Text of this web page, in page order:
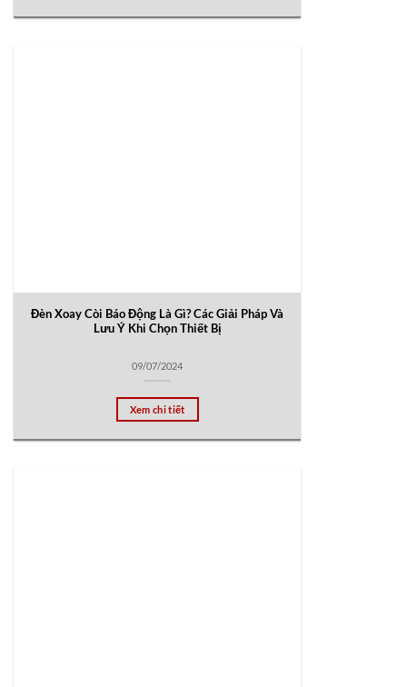
Đèn Xoay Còi Báo Động Là Gì? Các Giải Pháp Và
Lưu Ý Khi Chọn Thiết Bị
09/07/2024
Xem chi tiết